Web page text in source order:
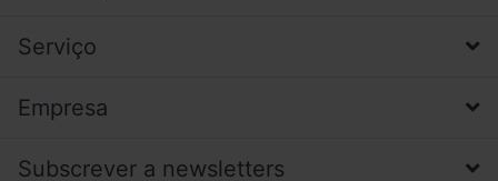
Serviço
Empresa
Subscrever a newsletters